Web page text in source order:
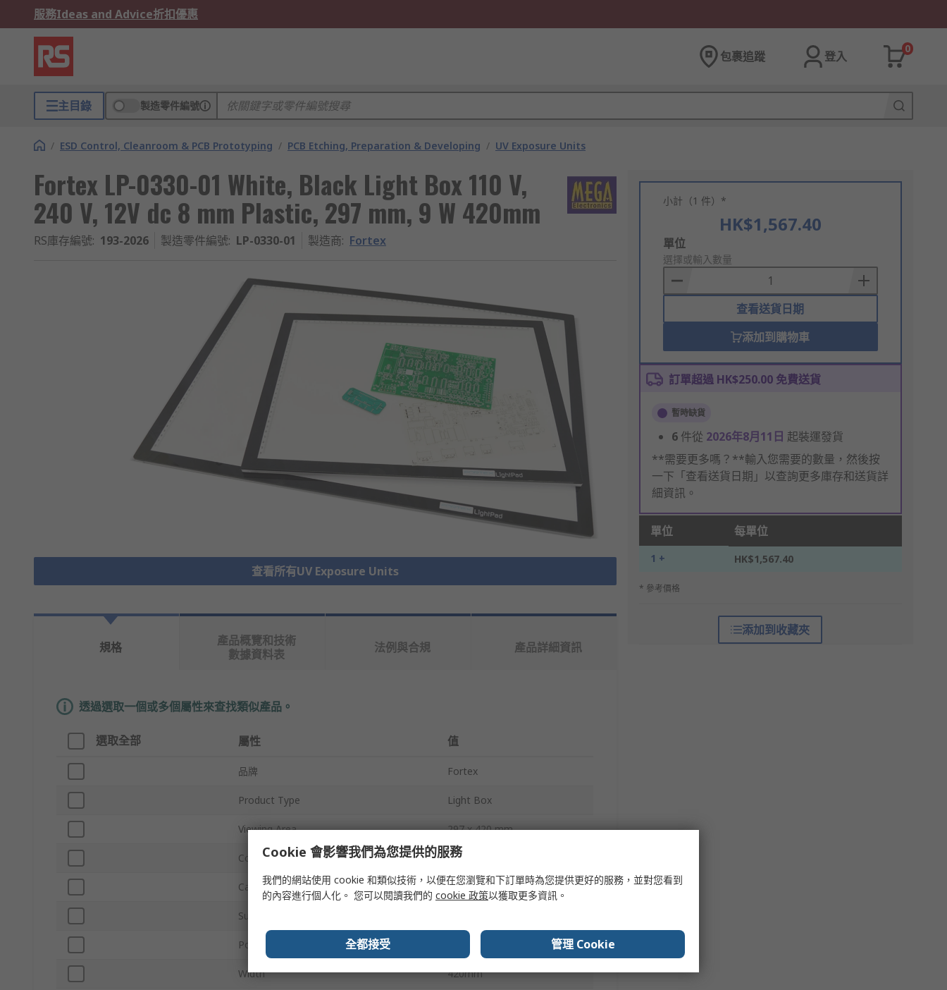
服務Ideas and Advice折扣優惠
包裹追蹤 登入
0
主目錄 製造零件編號
/ ESD Control, Cleanroom & PCB Prototyping / PCB Etching, Preparation & Developing / UV Exposure Units
Fortex LP-0330-01 White, Black Light Box 110 V,
240 V, 12V dc 8 mm Plastic, 297 mm, 9 W 420mm
RS庫存編號: 193-2026 製造零件編號: LP-0330-01 製造商: Fortex
查看所有UV Exposure Units
小計（1 件）*
HK$1,567.40
Add
to
Basket
單位
選擇或輸入數量
查看送貨日期
添加到購物車
訂單超過 HK$250.00 免費送貨
暫時缺貨
6 件從 2026年8月11日 起裝運發貨
**需要更多嗎？**輸入您需要的數量，然後按
一下「查看送貨日期」以查詢更多庫存和送貨詳
細資訊。
單位 每單位
1 + HK$1,567.40
* 參考價格
添加到收藏夾
規格
產品概覽和技術
數據資料表
法例與合規 產品詳細資訊
透過選取一個或多個屬性來查找類似產品。
選取全部 屬性 值
品牌 Fortex
Product Type Light Box
Viewing Area 297 x 420 mm
Colour Temperature 6500K
Case Colour White, Black
Supply Voltage
Power Consumption
Width 420mm
Cookie 會影響我們為您提供的服務
我們的網站使用 cookie 和類似技術，以便在您瀏覽和下訂單時為您提供更好的服務，並對您看到
的內容進行個人化。 您可以閱讀我們的 cookie 政策以獲取更多資訊。
全都接受 管理 Cookie